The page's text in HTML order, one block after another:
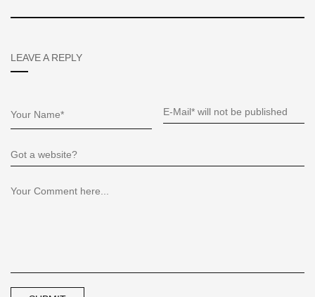
LEAVE A REPLY